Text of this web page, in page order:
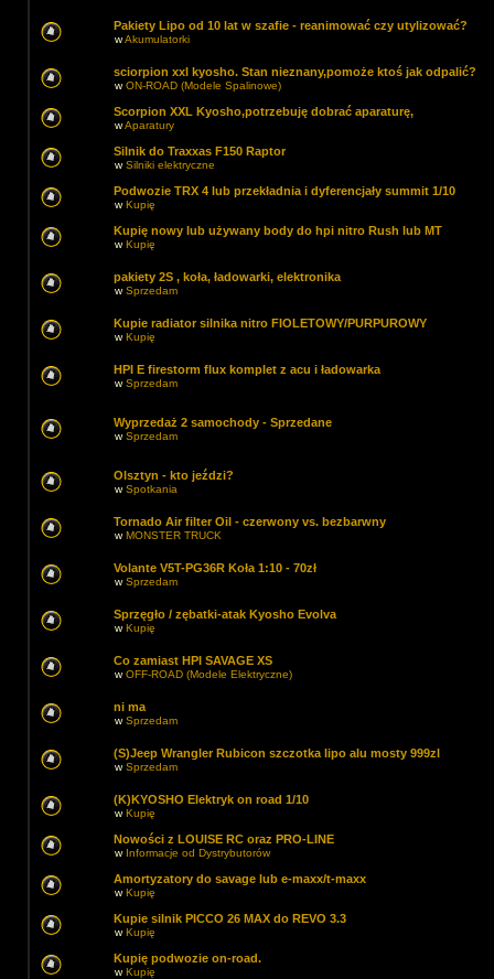
Pakiety Lipo od 10 lat w szafie - reanimować czy utylizować?
wAkumulatorki
sciorpion xxl kyosho. Stan nieznany,pomoże ktoś jak odpalić?
wON-ROAD (Modele Spalinowe)
Scorpion XXL Kyosho,potrzebuję dobrać aparaturę,
wAparatury
Silnik do Traxxas F150 Raptor
wSilniki elektryczne
Podwozie TRX 4 lub przekładnia i dyferencjały summit 1/10
wKupię
Kupię nowy lub używany body do hpi nitro Rush lub MT
wKupię
pakiety 2S , koła, ładowarki, elektronika
wSprzedam
Kupie radiator silnika nitro FIOLETOWY/PURPUROWY
wKupię
HPI E firestorm flux komplet z acu i ładowarka
wSprzedam
Wyprzedaż 2 samochody - Sprzedane
wSprzedam
Olsztyn - kto jeździ?
wSpotkania
Tornado Air filter Oil - czerwony vs. bezbarwny
wMONSTER TRUCK
Volante V5T-PG36R Koła 1:10 - 70zł
wSprzedam
Sprzęgło / zębatki-atak Kyosho Evolva
wKupię
Co zamiast HPI SAVAGE XS
wOFF-ROAD (Modele Elektryczne)
ni ma
wSprzedam
(S)Jeep Wrangler Rubicon szczotka lipo alu mosty 999zl
wSprzedam
(K)KYOSHO Elektryk on road 1/10
wKupię
Nowości z LOUISE RC oraz PRO-LINE
w Informacje od Dystrybutorów
Amortyzatory do savage lub e-maxx/t-maxx
wKupię
Kupie silnik PICCO 26 MAX do REVO 3.3
wKupię
Kupię podwozie on-road.
wKupię